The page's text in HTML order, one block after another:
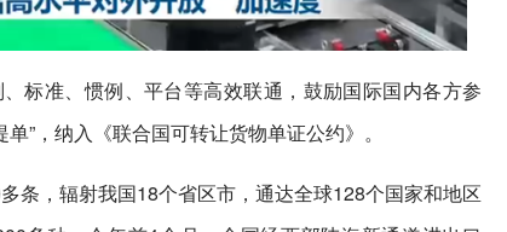
标准、惯例、平台等高效联通，鼓励国际国内各方参
”，纳入《联合国可转让货物单证公约》。
条，辐射我国18个省区市，通达全球128个国家和地区